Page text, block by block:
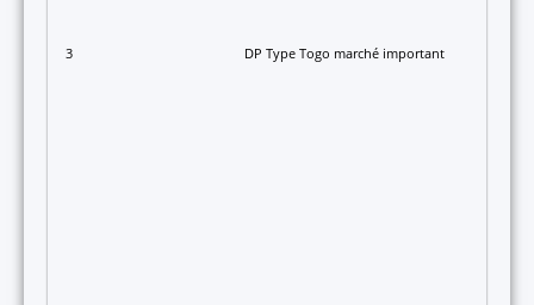
3 DP Type Togo marché important